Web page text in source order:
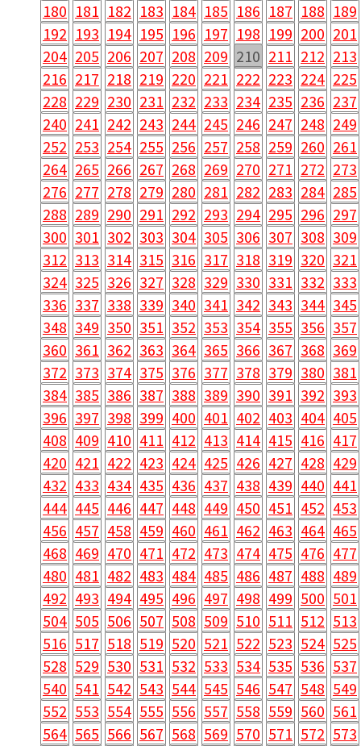
180 181 182 183 184 185 186 187 188 189
192 193 194 195 196 197 198 199 200 201
204 205 206 207 208 209 210 211 212 213
216 217 218 219 220 221 222 223 224 225
228 229 230 231 232 233 234 235 236 237
240 241 242 243 244 245 246 247 248 249
252 253 254 255 256 257 258 259 260 261
264 265 266 267 268 269 270 271 272 273
276 277 278 279 280 281 282 283 284 285
288 289 290 291 292 293 294 295 296 297
300 301 302 303 304 305 306 307 308 309
312 313 314 315 316 317 318 319 320 321
324 325 326 327 328 329 330 331 332 333
336 337 338 339 340 341 342 343 344 345
348 349 350 351 352 353 354 355 356 357
360 361 362 363 364 365 366 367 368 369
372 373 374 375 376 377 378 379 380 381
384 385 386 387 388 389 390 391 392 393
396 397 398 399 400 401 402 403 404 405
408 409 410 411 412 413 414 415 416 417
420 421 422 423 424 425 426 427 428 429
432 433 434 435 436 437 438 439 440 441
444 445 446 447 448 449 450 451 452 453
456 457 458 459 460 461 462 463 464 465
468 469 470 471 472 473 474 475 476 477
480 481 482 483 484 485 486 487 488 489
492 493 494 495 496 497 498 499 500 501
504 505 506 507 508 509 510 511 512 513
516 517 518 519 520 521 522 523 524 525
528 529 530 531 532 533 534 535 536 537
540 541 542 543 544 545 546 547 548 549
552 553 554 555 556 557 558 559 560 561
564 565 566 567 568 569 570 571 572 573